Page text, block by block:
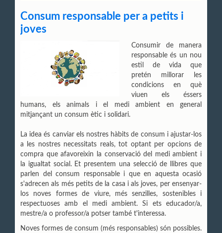
Consum responsable per a petits i
joves
Consumir de manera
responsable és un nou
estil de vida que
pretén millorar les
condicions en què
viuen els éssers
humans, els animals i el medi ambient en general
mitjançant un consum ètic i solidari.
La idea és canviar els nostres hàbits de consum i ajustar-los
a les nostres necessitats reals, tot optant per opcions de
compra que afavoreixin la conservació del medi ambient i
la igualtat social. Et presentem una selecció de llibres que
parlen del consum responsable i que en aquesta ocasió
s'adrecen als més petits de la casa i als joves, per ensenyar-
los noves formes de viure, més senzilles, sostenibles i
respectuoses amb el medi ambient. Si ets educador/a,
mestre/a o professor/a potser també t'interessa.
Noves formes de consum (més responsables) són possibles.